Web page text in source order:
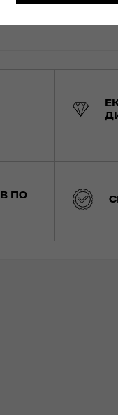
подорожей.
ПО